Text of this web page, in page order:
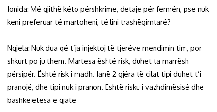
Jonida: Më gjithë këto përshkrime, detaje për femrën, pse nuk
keni preferuar të martoheni, të lini trashëgimtarë?
Ngjela: Nuk dua që t’ja injektoj të tjerëve mendimin tim, por
shkurt po ju them. Martesa është risk, duhet ta marrësh
përsipër. Është risk i madh. Janë 2 gjëra të cilat tipi duhet t’i
pranojë, dhe tipi nuk i pranon. Është risku i vazhdimësisë dhe
bashkëjetesa e gjatë.